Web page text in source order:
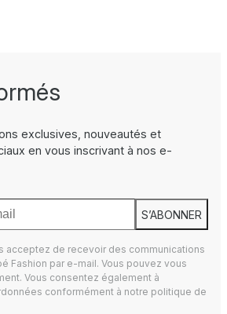
exclusives, nouveautés et
en vous inscrivant à nos e-
S’ABONNER
acceptez de recevoir des communications
Fashion par e-mail. Vous pouvez vous
Vous consentez également à
conformément à notre politique de